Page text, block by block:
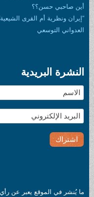
أين صاحبي حسن؟؟
“إيران ونظرية أم القرى الشيعية”
العدواني التوسعي
النشرة البريدية
ما يُنشر في الموقع يعبر عن رأي